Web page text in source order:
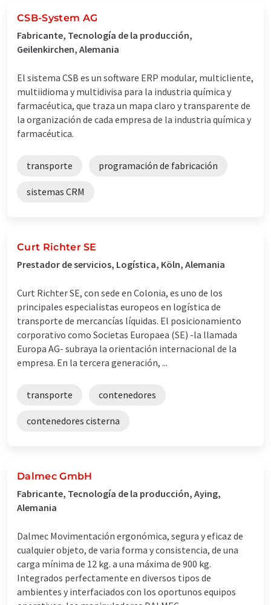
CSB-System AG
Fabricante, Tecnología de la producción,
Geilenkirchen, Alemania
El sistema CSB es un software ERP modular, multicliente,
multiidioma y multidivisa para la industria química y
farmacéutica, que traza un mapa claro y transparente de
la organización de cada empresa de la industria química y
farmacéutica.
transporte programación de fabricación
sistemas CRM
Curt Richter SE
Prestador de servicios, Logística, Köln, Alemania
Curt Richter SE, con sede en Colonia, es uno de los
principales especialistas europeos en logística de
transporte de mercancías líquidas. El posicionamiento
corporativo como Societas Europaea (SE) -la llamada
Europa AG- subraya la orientación internacional de la
empresa. En la tercera generación, ...
transporte contenedores
contenedores cisterna
Dalmec GmbH
Fabricante, Tecnología de la producción, Aying,
Alemania
Dalmec Movimentación ergonómica, segura y eficaz de
cualquier objeto, de varia forma y consistencia, de una
carga mínima de 12 kg. a una máxima de 900 kg.
Integrados perfectamente en diversos tipos de
ambientes y interfaciados con los oportunos equipos